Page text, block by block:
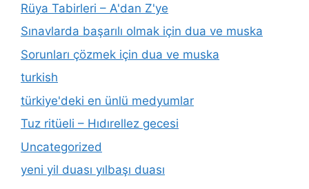
Rüya Tabirleri – A'dan Z'ye
Sınavlarda başarılı olmak için dua ve muska
Sorunları çözmek için dua ve muska
turkish
türkiye'deki en ünlü medyumlar
Tuz ritüeli – Hıdırellez gecesi
Uncategorized
yeni yil duası yılbaşı duası